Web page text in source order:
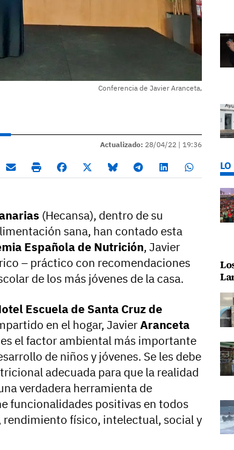
Conferencia de Javier Aranceta,
Actualizado: 28/04/22 | 19:36
(Hecansa), dentro de su
sana, han contado esta
Española de Nutrición, Javier
– práctico con recomendaciones
de los más jóvenes de la casa.
Escuela de Santa Cruz de
en el hogar, JavierAranceta
el factor ambiental más importante
de niños y jóvenes. Se les debe
adecuada para que la realidad
verdadera herramienta de
funcionalidades positivas en todos
físico, intelectual, social y